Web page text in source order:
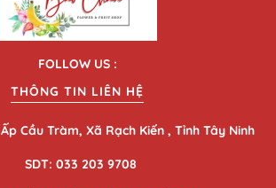
FOLLOW US :
THÔNG TIN LIÊN HỆ
Ấp Cầu Tràm, Xã Rạch Kiến , Tỉnh Tây Ninh
SDT: 033 203 9708